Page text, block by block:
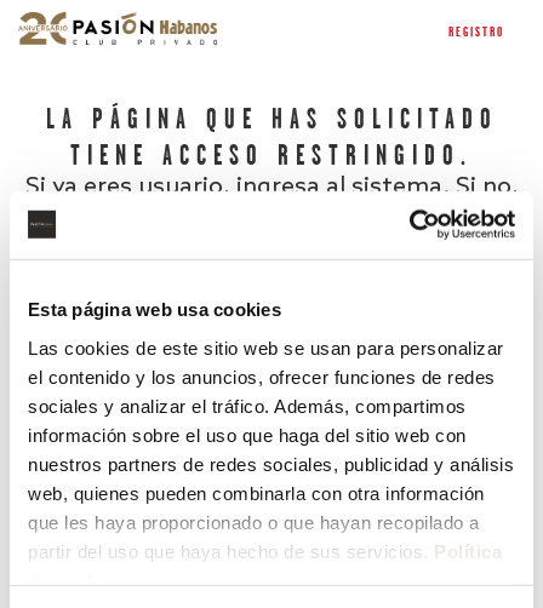
Esta página web usa cookies
Las cookies de este sitio web se usan para personalizar
el contenido y los anuncios, ofrecer funciones de redes
sociales y analizar el tráfico. Además, compartimos
información sobre el uso que haga del sitio web con
nuestros partners de redes sociales, publicidad y análisis
web, quienes pueden combinarla con otra información
que les haya proporcionado o que hayan recopilado a
partir del uso que haya hecho de sus servicios. Política
REGISTRO
LA PÁGINA QUE HAS SOLICITADO
TIENE ACCESO RESTRINGIDO.
Si ya eres usuario, ingresa al sistema. Si no,
¿Has olvidado tu contraseña?